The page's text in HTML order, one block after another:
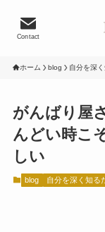
Contact
ホーム blog 自分を深
がんばり屋
んどい時こ
しい
blog 自分を深く知る